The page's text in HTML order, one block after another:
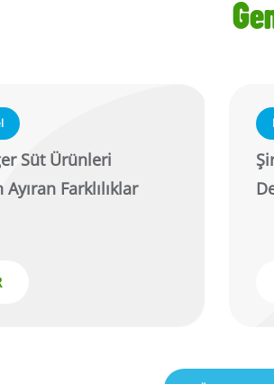
Süt Ürünleri
Farklılıklar